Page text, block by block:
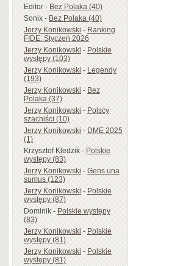
Editor-Bez Polaka (40)
Sonix-Bez Polaka (40)
Jerzy Konikowski-Ranking
FIDE: Styczeń 2026
Jerzy Konikowski-Polskie
występy (103)
Jerzy Konikowski-Legendy
(193)
Jerzy Konikowski-Bez
Polaka (37)
Jerzy Konikowski-Polscy
szachiści (10)
Jerzy Konikowski-DME 2025
(1)
Krzysztof Kledzik-Polskie
występy (83)
Jerzy Konikowski-Gens una
sumus (123)
Jerzy Konikowski-Polskie
występy (87)
Dominik-Polskie występy
(83)
Jerzy Konikowski-Polskie
występy (81)
Jerzy Konikowski-Polskie
występy (81)